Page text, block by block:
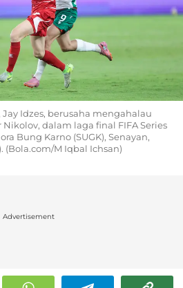
Idzes, berusaha mengahalau
dalam laga final FIFA Series
Bung Karno (SUGK), Senayan,
(Bola.com/M Iqbal Ichsan)
Advertisement